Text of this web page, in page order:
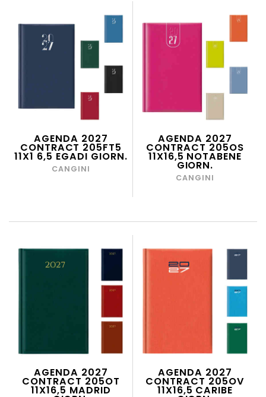
AGENDA 2027
CONTRACT 205FT5
11X1 6,5 EGADI GIORN.
CANGINI
AGENDA 2027
CONTRACT 205OS
11X16,5 NOTABENE
GIORN.
CANGINI
AGENDA 2027
CONTRACT 205OT
11X16,5 MADRID
AGENDA 2027
CONTRACT 205OV
11X16,5 CARIBE